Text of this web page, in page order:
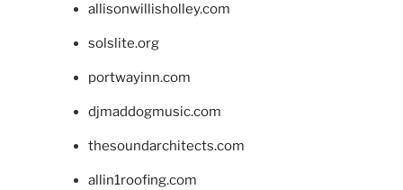
allisonwillisholley.com
solslite.org
portwayinn.com
djmaddogmusic.com
thesoundarchitects.com
allin1roofing.com